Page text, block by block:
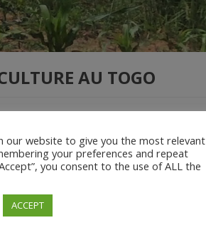
AU TOGO
production de la richesse nationale. C’est
nombreuses difficultés auxquelles elle
[…]
our website to give you the most relevant
your preferences and repeat
you consent to the use of ALL the
ACCEPT